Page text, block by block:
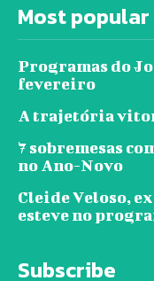
Most popular
Programas do
fevereiro
A trajetória
7 sobremesas
no Ano-Novo
Cleide Veloso,
esteve no
Subscribe